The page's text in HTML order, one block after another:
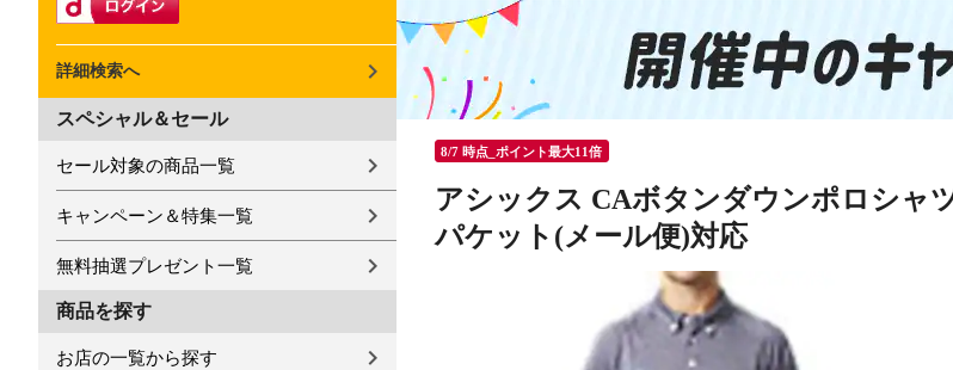
詳細検索へ
スペシャル＆セール
セール対象の商品一覧
キャンペーン＆特集一覧
無料抽選プレゼント一覧
商品を探す
お店の一覧から探す
8/7 時点_ポイント最大11倍
アシックス CAボタンダウンポロシャ
パケット(メール便)対応